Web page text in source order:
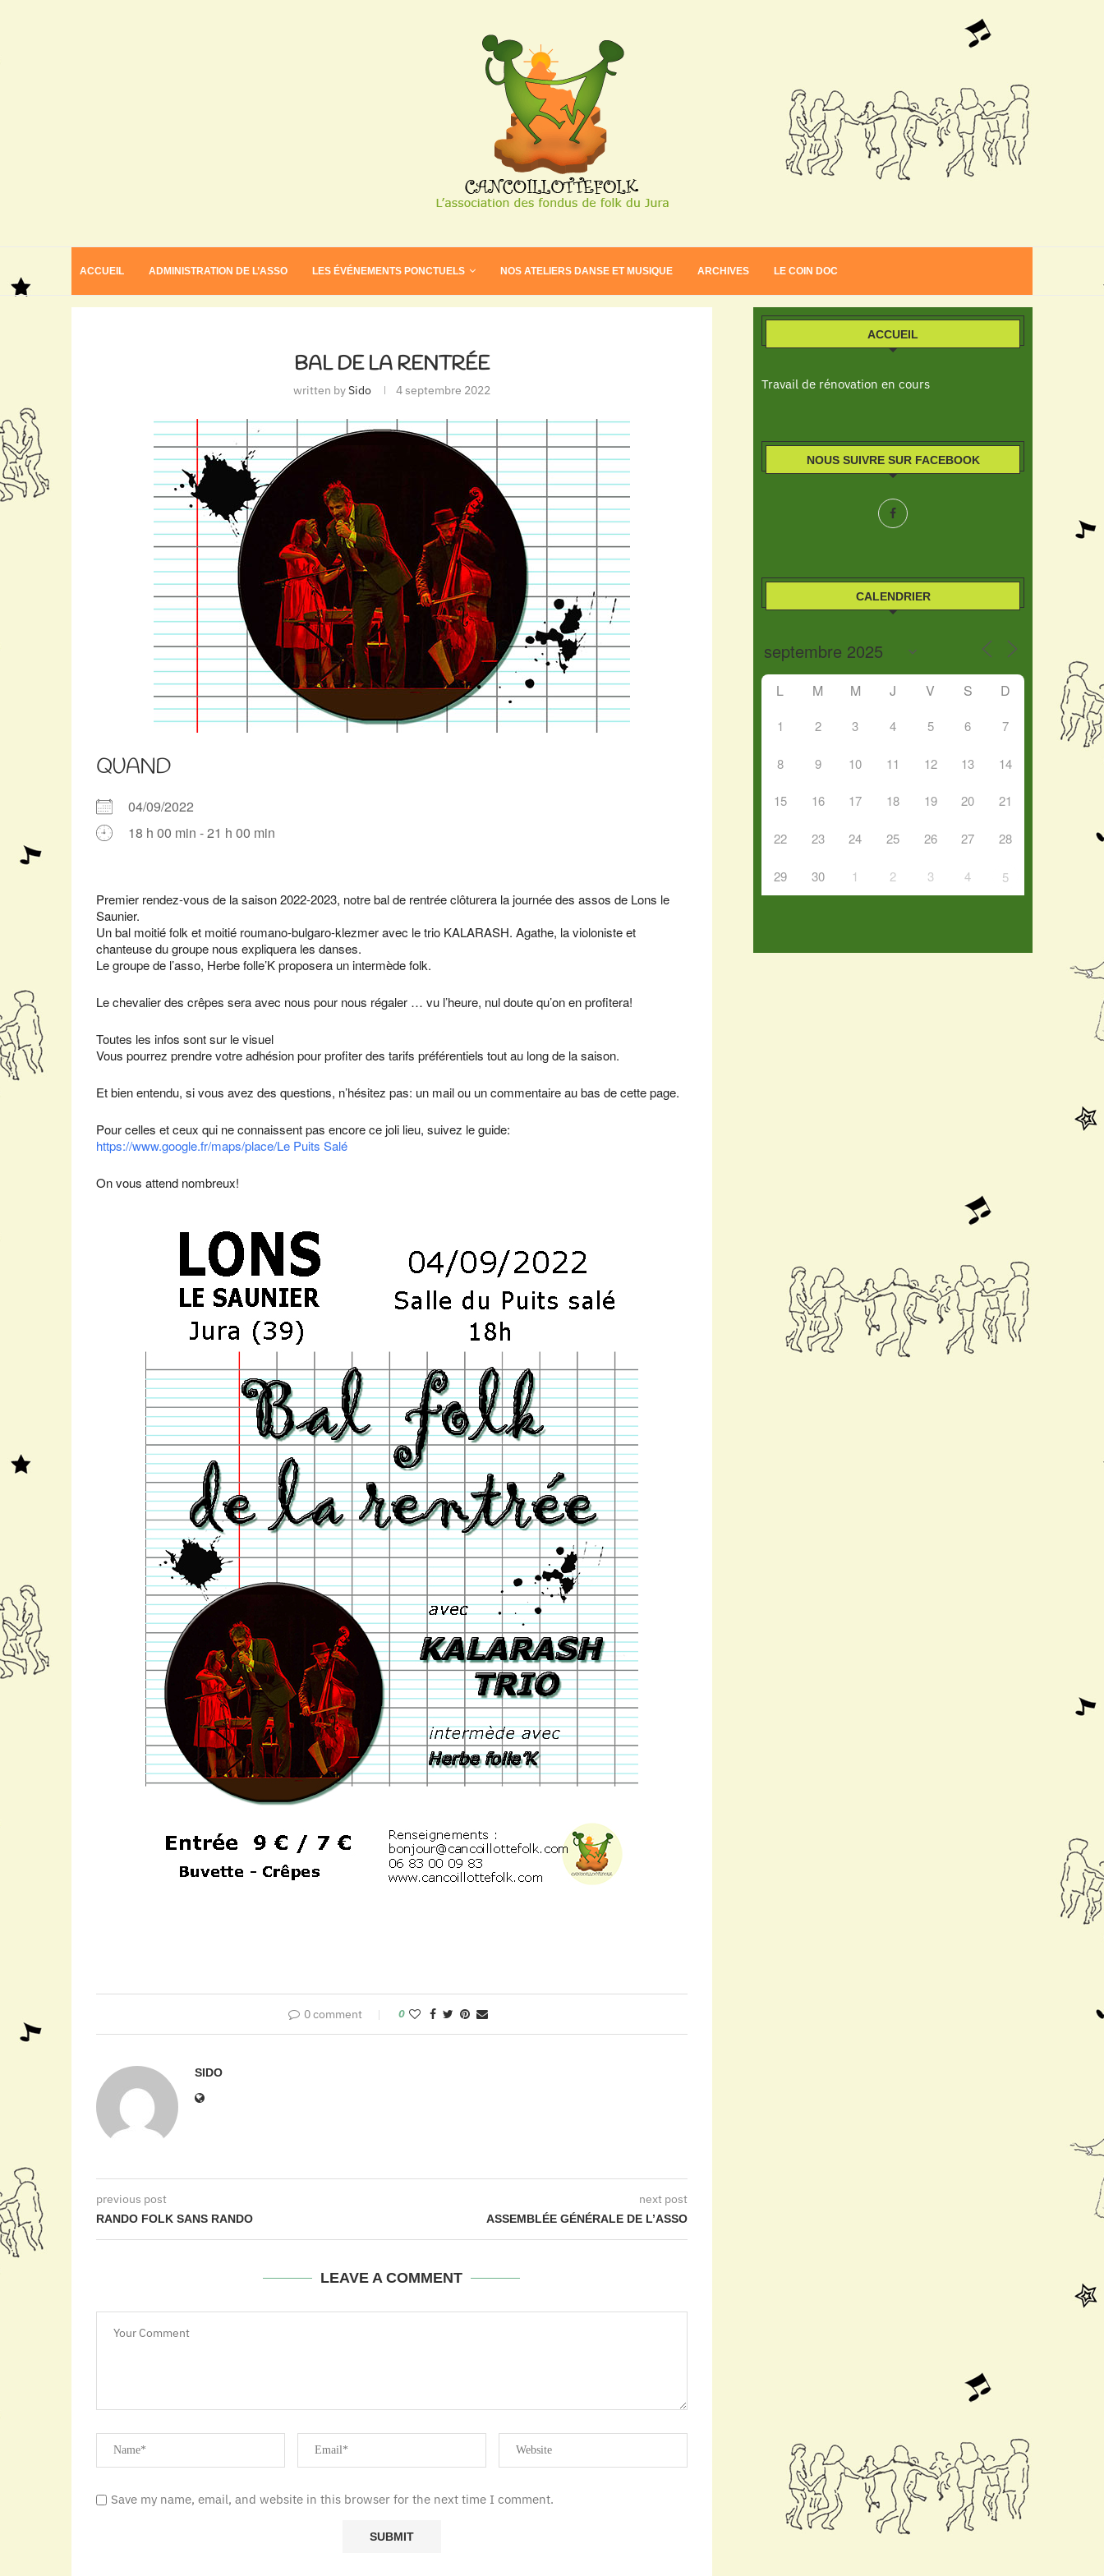
ACCUEIL ADMINISTRATION DE L’ASSO LES ÉVÉNEMENTS PONCTUELS NOS ATELIERS DANSE ET MUSIQUE ARCHIVES LE COIN DOC
BAL DE LA RENTRÉE
written bySido 4 septembre 2022
QUAND
04/09/2022
18 h 00 min - 21 h 00 min
Premier rendez-vous de la saison 2022-2023, notre bal de rentrée clôturera la journée des assos de Lons le
Saunier.
Un bal moitié folk et moitié roumano-bulgaro-klezmer avec le trio KALARASH. Agathe, la violoniste et
chanteuse du groupe nous expliquera les danses.
Le groupe de l’asso, Herbe folle’K proposera un intermède folk.
Le chevalier des crêpes sera avec nous pour nous régaler … vu l’heure, nul doute qu’on en profitera!
Toutes les infos sont sur le visuel
Vous pourrez prendre votre adhésion pour profiter des tarifs préférentiels tout au long de la saison.
Et bien entendu, si vous avez des questions, n’hésitez pas: un mail ou un commentaire au bas de cette page.
Pour celles et ceux qui ne connaissent pas encore ce joli lieu, suivez le guide:
https://www.google.fr/maps/place/Le Puits Salé
On vous attend nombreux!
0 comment 0
SIDO
previous post
RANDO FOLK SANS RANDO
next post
ASSEMBLÉE GÉNÉRALE DE L’ASSO
LEAVE A COMMENT
Save my name, email, and website in this browser for the next time I comment.
ACCUEIL
Travail de rénovation en cours
NOUS SUIVRE SUR FACEBOOK
CALENDRIER
L M M J V S D
1 2 3 4 5 6 7
8 9 10 11 12 13 14
15 16 17 18 19 20 21
22 23 24 25 26 27 28
29 30 1 2 3 4 5